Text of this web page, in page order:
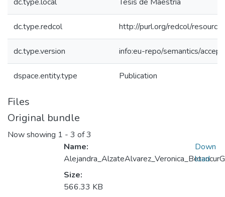
dc.type.redcol http://purl.org/redcol/
dc.type.version info:eu-repo/semantics/
dspace.entity.type Publication
Files
Original bundle
Now showing 1 - 3 of 3
Name:
Size:
566.33 KB
Down
load